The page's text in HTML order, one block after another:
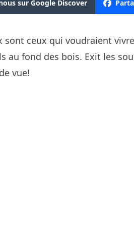
sur Google Discover
sont ceux qui voudraient vivre
au fond des bois. Exit les
vue!